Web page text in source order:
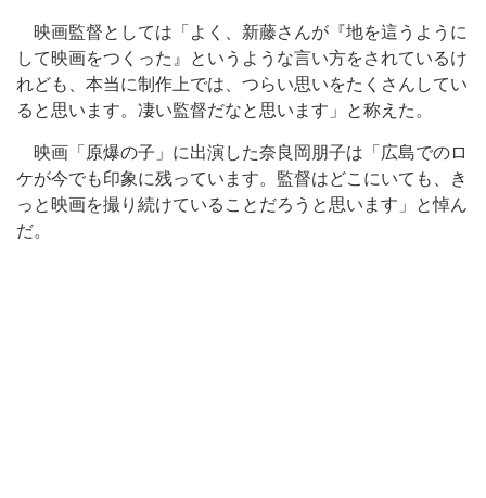
映画監督としては「よく、新藤さんが『地を這うように
して映画をつくった』というような言い方をされているけ
れども、本当に制作上では、つらい思いをたくさんしてい
ると思います。凄い監督だなと思います」と称えた。
映画「原爆の子」に出演した奈良岡朋子は「広島でのロ
ケが今でも印象に残っています。監督はどこにいても、き
っと映画を撮り続けていることだろうと思います」と悼ん
だ。